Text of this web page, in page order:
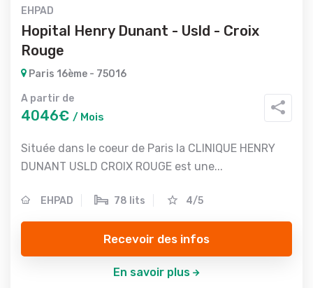
EHPAD
Hopital Henry Dunant - Usld - Croix
Rouge
Paris 16ème - 75016
A partir de
4046€ / Mois
Située dans le coeur de Paris la CLINIQUE HENRY
DUNANT USLD CROIX ROUGE est une...
EHPAD 78 lits 4/5
Recevoir des infos
En savoir plus